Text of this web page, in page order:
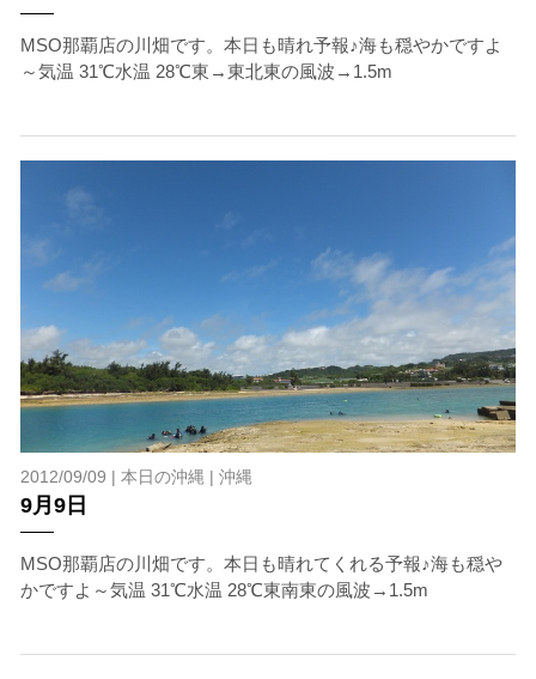
MSO那覇店の川畑です。本日も晴れ予報♪海も穏やかですよ
～気温 31℃水温 28℃東→東北東の風波→1.5m
2012/09/09 | 本日の沖縄 | 沖縄
9月9日
MSO那覇店の川畑です。本日も晴れてくれる予報♪海も穏や
かですよ～気温 31℃水温 28℃東南東の風波→1.5m